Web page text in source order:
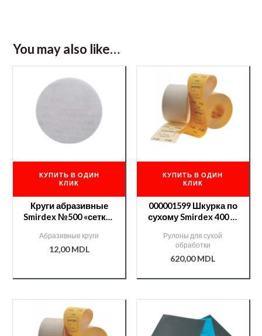
You may also like…
КУПИТЬ В ОДИН
КЛИК
Круги абразивные
Smirdex №500 «сетка»
/000007204/
Абразивные круги
12,00MDL
КУПИТЬ В ОДИН
КЛИК
000001599 Шкурка по
сухому Smirdex 400 —
Рулоны для сухой
обработки
620,00MDL